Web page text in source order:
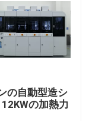
の自動型造シ
の加熱力